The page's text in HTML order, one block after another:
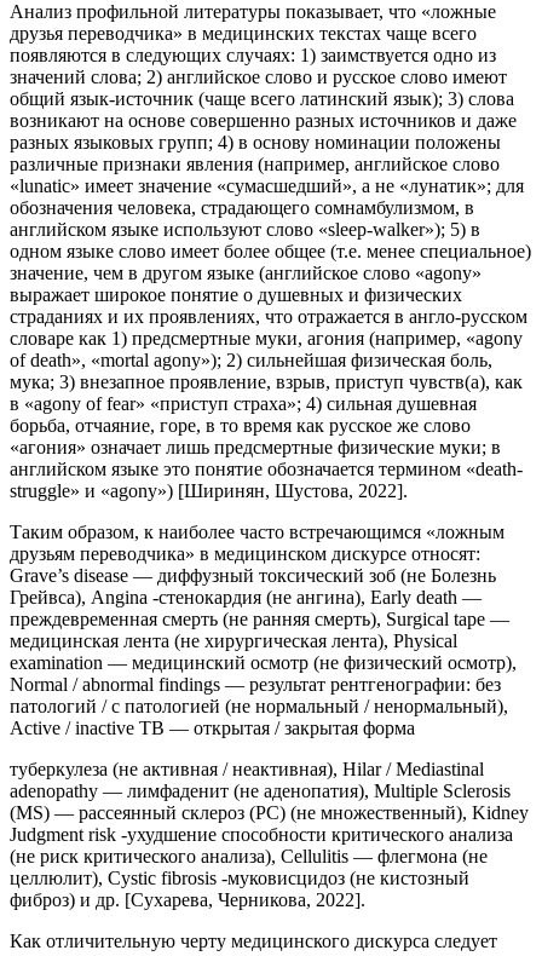
Анализ профильной литературы показывает, что «ложные
друзья переводчика» в медицинских текстах чаще всего
появляются в следующих случаях: 1) заимствуется одно из
значений слова; 2) английское слово и русское слово имеют
общий язык-источник (чаще всего латинский язык); 3) слова
возникают на основе совершенно разных источников и даже
разных языковых групп; 4) в основу номинации положены
различные признаки явления (например, английское слово
«lunatic» имеет значение «сумасшедший», а не «лунатик»; для
обозначения человека, страдающего сомнамбулизмом, в
английском языке используют слово «sleep-walker»); 5) в
одном языке слово имеет более общее (т.е. менее специальное)
значение, чем в другом языке (английское слово «agony»
выражает широкое понятие о душевных и физических
страданиях и их проявлениях, что отражается в англо-русском
словаре как 1) предсмертные муки, агония (например, «agony
of death», «mortal agony»); 2) сильнейшая физическая боль,
мука; 3) внезапное проявление, взрыв, приступ чувств(а), как
в «agony of fear» «приступ страха»; 4) сильная душевная
борьба, отчаяние, горе, в то время как русское же слово
«агония» означает лишь предсмертные физические муки; в
английском языке это понятие обозначается термином «death-
struggle» и «agony») [Ширинян, Шустова, 2022].
Таким образом, к наиболее часто встречающимся «ложным
друзьям переводчика» в медицинском дискурсе относят:
Grave’s disease — диффузный токсический зоб (не Болезнь
Грейвса), Angina -стенокардия (не ангина), Early death —
преждевременная смерть (не ранняя смерть), Surgical tape —
медицинская лента (не хирургическая лента), Physical
examination — медицинский осмотр (не физический осмотр),
Normal / abnormal findings — результат рентгенографии: без
патологий / с патологией (не нормальный / ненормальный),
Active / inactive TB — открытая / закрытая форма
туберкулеза (не активная / неактивная), Hilar / Mediastinal
adenopathy — лимфаденит (не аденопатия), Multiple Sclerosis
(MS) — рассеянный склероз (РС) (не множественный), Kidney
Judgment risk -ухудшение способности критического анализа
(не риск критического анализа), Cellulitis — флегмона (не
целлюлит), Cystic fibrosis -муковисцидоз (не кистозный
фиброз) и др. [Сухарева, Черникова, 2022].
Как отличительную черту медицинского дискурса следует